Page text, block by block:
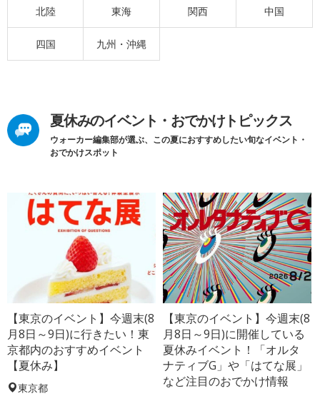
北陸 東海 関西 中国
四国 九州・沖縄
夏休みのイベント・おでかけトピックス
ウォーカー編集部が選ぶ、この夏におすすめしたい旬なイベント・
おでかけスポット
【東京のイベント】今週末(8
月8日～9日)に行きたい！東
京都内のおすすめイベント
【夏休み】
東京都
【東京のイベント】今週末(8
月8日～9日)に開催している
夏休みイベント！「オルタ
ナティブG」や「はてな展」
など注目のおでかけ情報